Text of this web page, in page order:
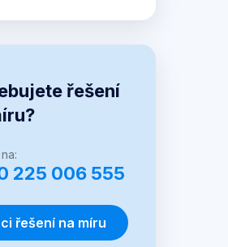
řešení
225 006 555
řešení na míru